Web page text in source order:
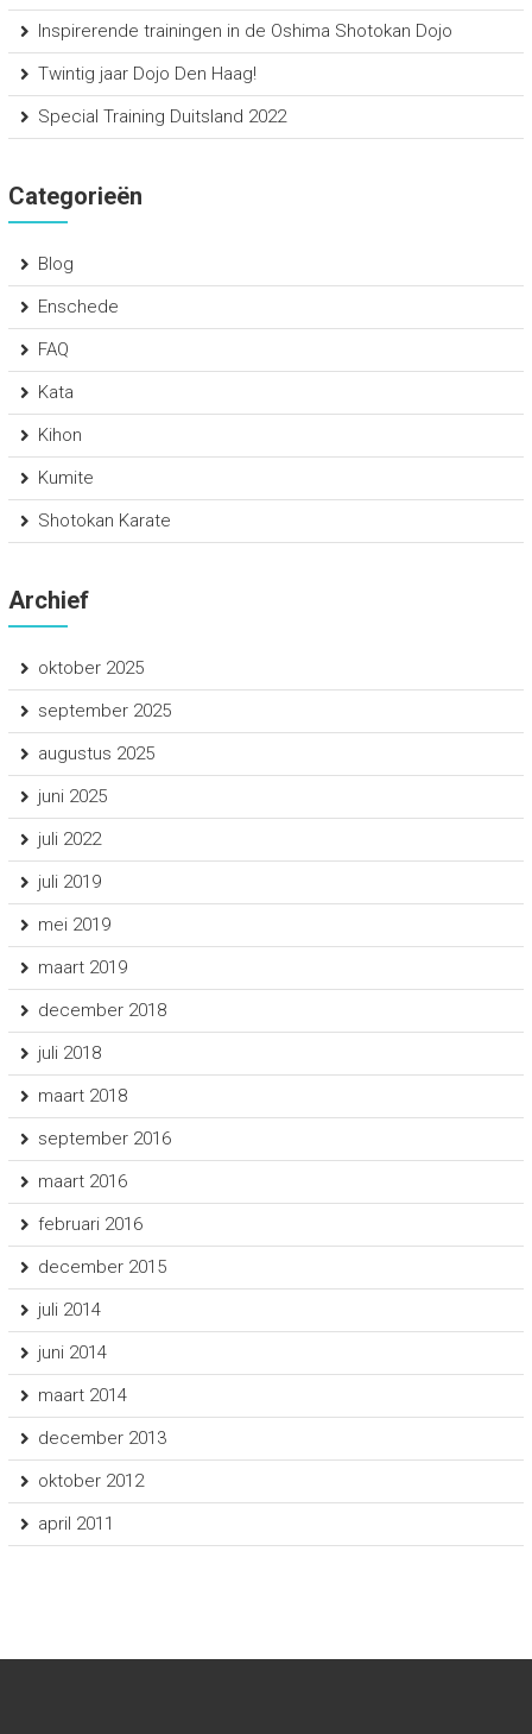
Inspirerende trainingen in de Oshima Shotokan Dojo
Twintig jaar Dojo Den Haag!
Special Training Duitsland 2022
Categorieën
Blog
Enschede
FAQ
Kata
Kihon
Kumite
Shotokan Karate
Archief
oktober 2025
september 2025
augustus 2025
juni 2025
juli 2022
juli 2019
mei 2019
maart 2019
december 2018
juli 2018
maart 2018
september 2016
maart 2016
februari 2016
december 2015
juli 2014
juni 2014
maart 2014
december 2013
oktober 2012
april 2011